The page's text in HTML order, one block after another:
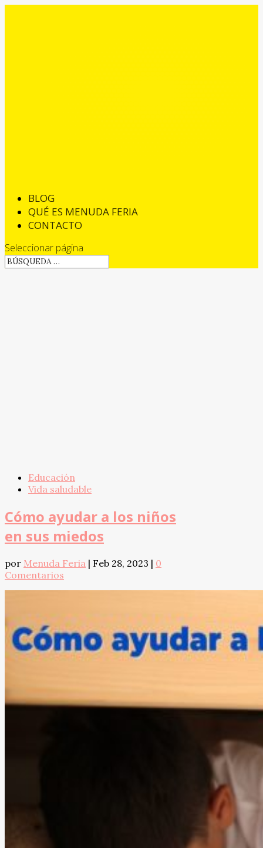
BLOG
QUÉ ES MENUDA FERIA
CONTACTO
Seleccionar página
Educación
Vida saludable
Cómo ayudar a los niños
en sus miedos
por Menuda Feria | Feb 28, 2023 | 0
Comentarios